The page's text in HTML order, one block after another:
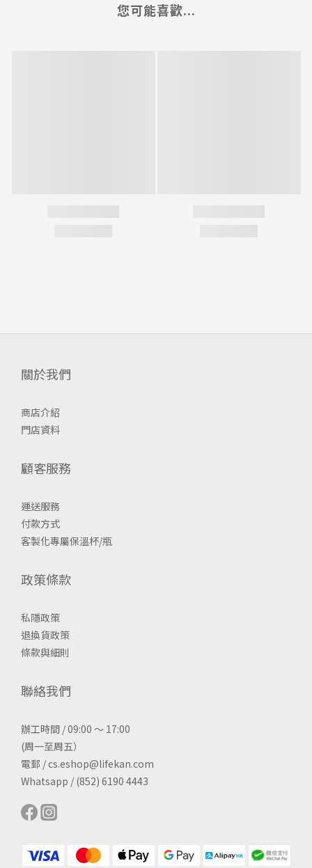
您可能喜歡...
關於我們
商店介紹
門店資料
顧客服務
運送服務
付款方式
客製化專屬保溫杯/瓶
政策條款
私隱政策
退換貨政策
條款與細則
聯絡我們
辦工時間 / 09:00 ～ 17:00
(周一至周五）
電郵 / cs.eshop@lifekan.com
Whatsapp / (852) 6190 4443